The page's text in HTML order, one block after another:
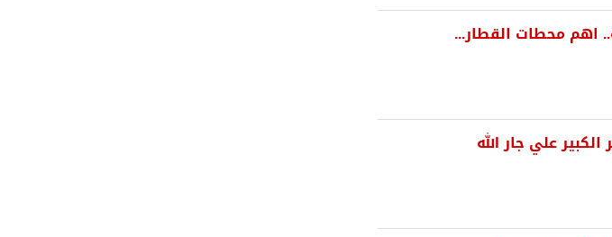
اهم محطات القطار...
علي جار الله